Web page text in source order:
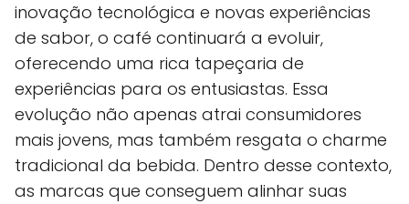
inovação tecnológica e novas experiências
de sabor, o café continuará a evoluir,
oferecendo uma rica tapeçaria de
experiências para os entusiastas. Essa
evolução não apenas atrai consumidores
mais jovens, mas também resgata o charme
tradicional da bebida. Dentro desse contexto,
as marcas que conseguem alinhar suas